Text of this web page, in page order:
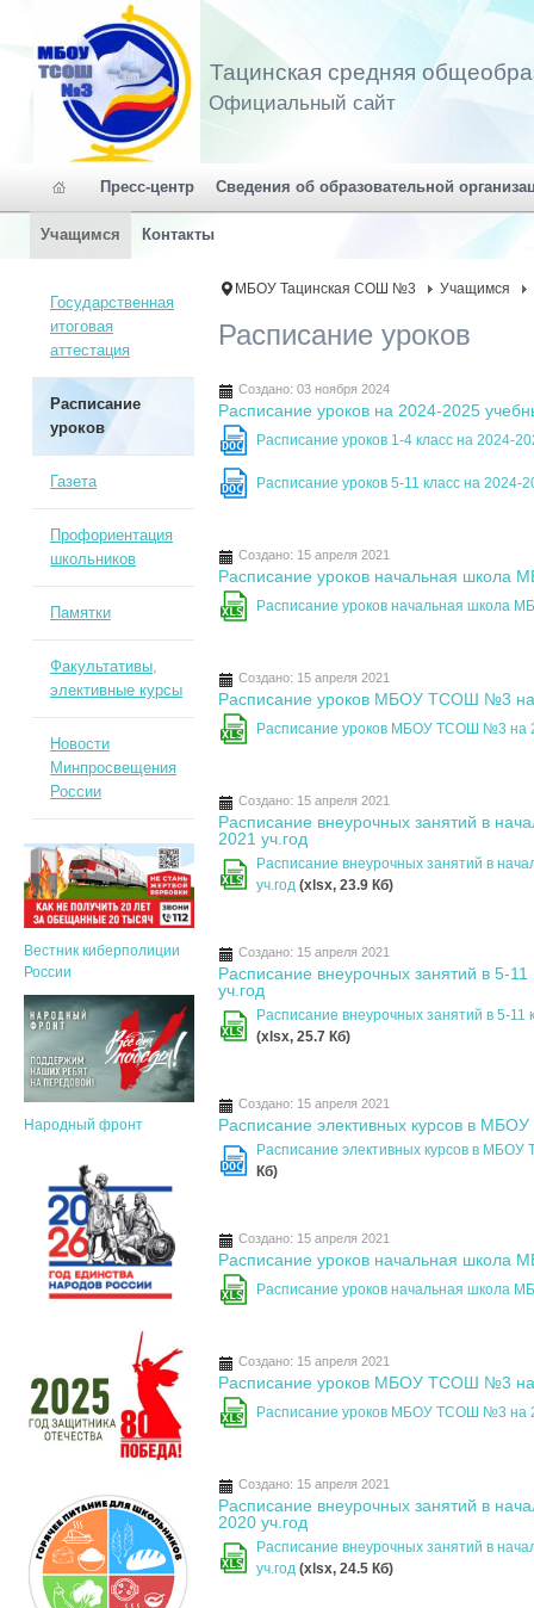
Тацинская средняя
Официальный сайт
Пресс-центр Сведения об образовательной
Учащимся Контакты
МБОУ Тацинская СОШ №3 Учащимся
Расписание уроков
Создано: 03 ноября 2024
Расписание уроков на 2024-2025
DOC Расписание уроков 1-4 класс на 2024-
DOC Расписание уроков 5-11 класс на 2024-
Создано: 15 апреля 2021
Расписание уроков начальная
XLS Расписание уроков начальная школа
Создано: 15 апреля 2021
Расписание уроков МБОУ ТСОШ №3 на
XLS Расписание уроков МБОУ ТСОШ №3 на
Создано: 15 апреля 2021
Расписание внеурочных занятий в
2021 уч.год
XLS
Расписание внеурочных занятий в
уч.год(xlsx, 23.9 Кб)
Создано: 15 апреля 2021
Расписание внеурочных занятий в
уч.год
XLS
Расписание внеурочных занятий в 5-
(xlsx, 25.7 Кб)
Создано: 15 апреля 2021
Расписание элективных курсов в
DOC
Расписание элективных курсов в
Кб)
Создано: 15 апреля 2021
Расписание уроков начальная
XLS Расписание уроков начальная школа
Создано: 15 апреля 2021
Расписание уроков МБОУ ТСОШ №3 на
XLS Расписание уроков МБОУ ТСОШ №3 на
Создано: 15 апреля 2021
Расписание внеурочных занятий в
2020 уч.год
XLS
Расписание внеурочных занятий в
уч.год(xlsx, 24.5 Кб)
Государственная
итоговая
аттестация
Расписание
уроков
Газета
Профориентация
школьников
Памятки
Факультативы,
элективные курсы
Новости
Минпросвещения
России
Вестник киберполиции
России
Народный фронт